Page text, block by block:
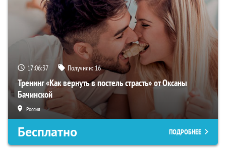
17:06:36 Получили:16
Тренинг «Как вернуть в постель страсть» от Оксаны
Бачинской
Россия
Бесплатно ПОДРОБНЕЕ